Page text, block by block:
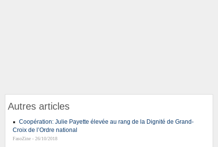
Autres articles
Coopération: Julie Payette élevée au rang de la Dignité de Grand-
Croix de l’Ordre national
FasoZine - 26/10/2018